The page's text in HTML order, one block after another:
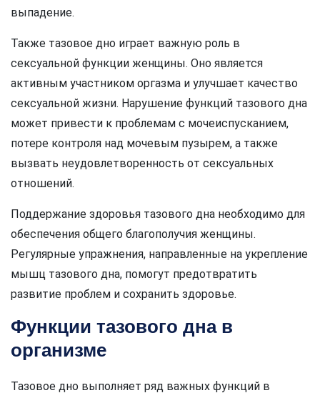
выпадение.
Также тазовое дно играет важную роль в
сексуальной функции женщины. Оно является
активным участником оргазма и улучшает качество
сексуальной жизни. Нарушение функций тазового дна
может привести к проблемам с мочеиспусканием,
потере контроля над мочевым пузырем, а также
вызвать неудовлетворенность от сексуальных
отношений.
Поддержание здоровья тазового дна необходимо для
обеспечения общего благополучия женщины.
Регулярные упражнения, направленные на укрепление
мышц тазового дна, помогут предотвратить
развитие проблем и сохранить здоровье.
Функции тазового дна в
организме
Тазовое дно выполняет ряд важных функций в